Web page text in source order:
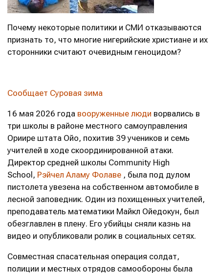
Почему некоторые политики и СМИ отказываются
признать то, что многие нигерийские христиане и их
сторонники считают очевидным геноцидом?
Сообщает Суровая зима
16 мая 2026 года вооруженные люди ворвались в
три школы в районе местного самоуправления
Ориире штата Ойо, похитив 39 учеников и семь
учителей в ходе скоординированной атаки.
Директор средней школы Community High
School, Рэйчел Аламу Фолаве , была под дулом
пистолета увезена на собственном автомобиле в
лесной заповедник. Один из похищенных учителей,
преподаватель математики Майкл Ойедокун, был
обезглавлен в плену. Его убийцы сняли казнь на
видео и опубликовали ролик в социальных сетях.
Совместная спасательная операция солдат,
полиции и местных отрядов самообороны была